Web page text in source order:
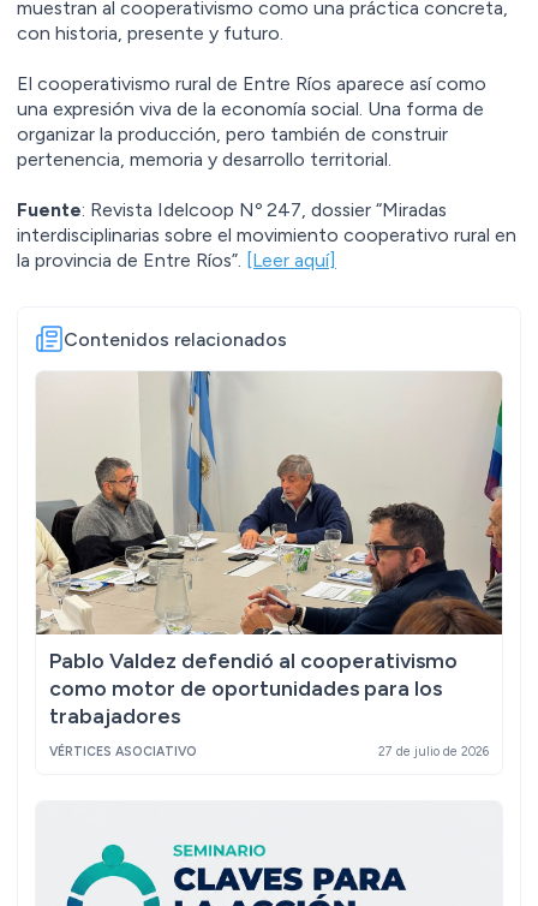
muestran al cooperativismo como una práctica concreta,
con historia, presente y futuro.
El cooperativismo rural de Entre Ríos aparece así como
una expresión viva de la economía social. Una forma de
organizar la producción, pero también de construir
pertenencia, memoria y desarrollo territorial.
Fuente: Revista Idelcoop Nº 247, dossier “Miradas
interdisciplinarias sobre el movimiento cooperativo rural en
la provincia de Entre Ríos”. [Leer aquí]
Contenidos relacionados
Pablo Valdez defendió al cooperativismo
como motor de oportunidades para los
trabajadores
VÉRTICES ASOCIATIVO 27 de julio de 2026